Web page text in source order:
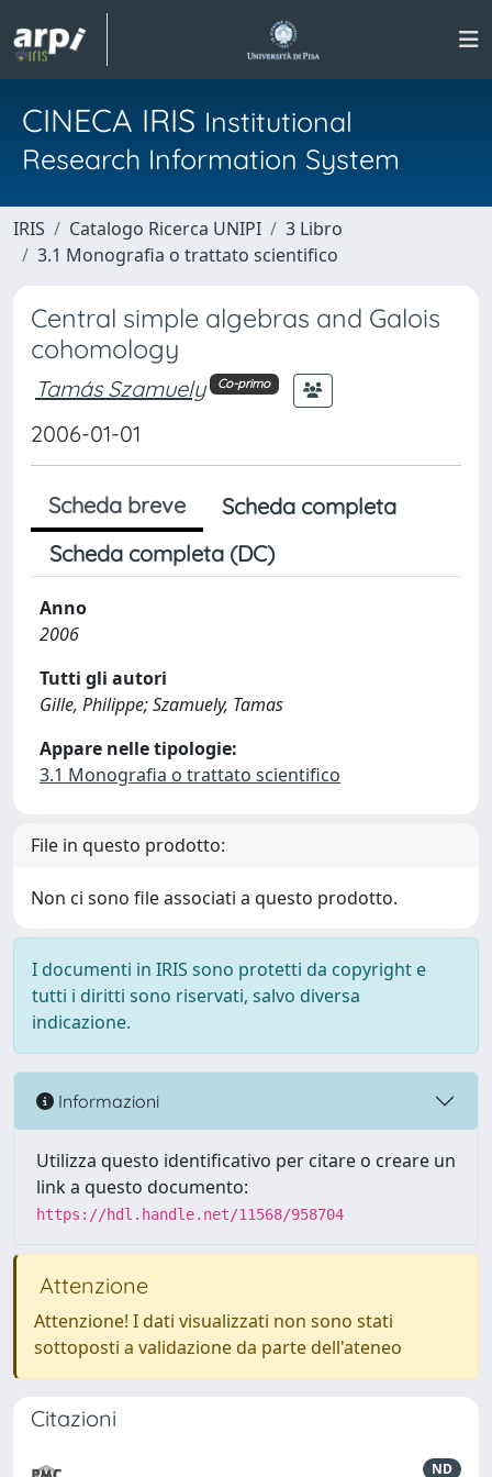
CINECA IRIS Institutional
Research Information System
IRIS Catalogo Ricerca UNIPI
3 Libro
3.1 Monografia o trattato scientifico
Central simple algebras and Galois
cohomology
Tamás Szamuely Co-primo
2006-01-01
Scheda breve
Scheda completa
Scheda completa (DC)
Anno
2006
Tutti gli autori
Gille, Philippe; Szamuely, Tamas
Appare nelle tipologie:
3.1 Monografia o trattato scientifico
File in questo prodotto:
Non ci sono file associati a questo prodotto.
I documenti in IRIS sono protetti da copyright e
tutti i diritti sono riservati, salvo diversa
indicazione.
Informazioni
Utilizza questo identificativo per citare o creare un
link a questo documento:
https://hdl.handle.net/11568/958704
Attenzione
Attenzione! I dati visualizzati non sono stati
sottoposti a validazione da parte dell'ateneo
Citazioni
ND